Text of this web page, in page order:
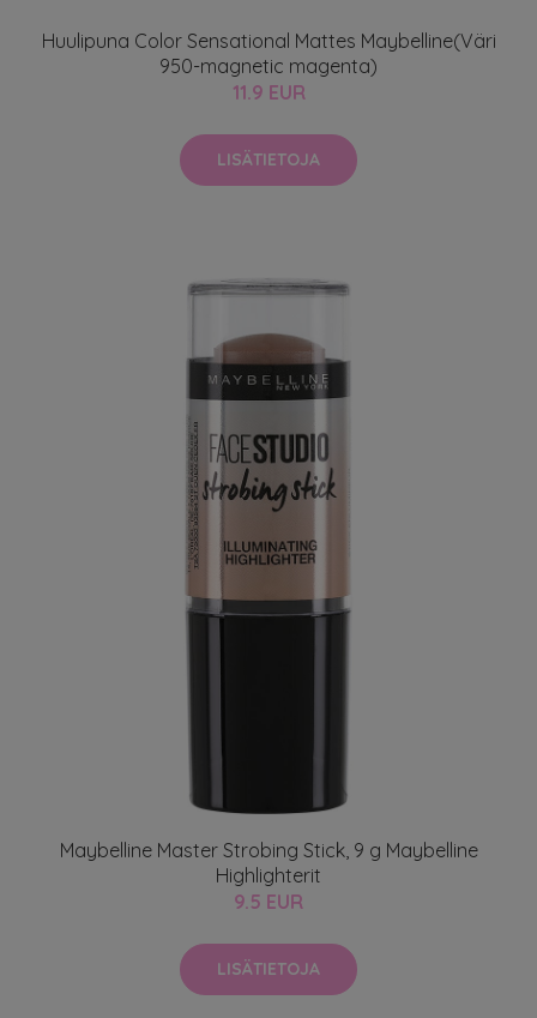
Huulipuna Color Sensational Mattes Maybelline(Väri
950-magnetic magenta)
11.9 EUR
LISÄTIETOJA
Maybelline Master Strobing Stick, 9 g Maybelline
Highlighterit
9.5 EUR
LISÄTIETOJA